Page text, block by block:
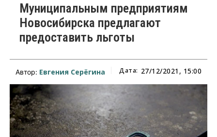
Муниципальным предприятиям
Новосибирска предлагают
предоставить льготы
Автор: Евгения Серёгина Дата: 27/12/2021, 15:00